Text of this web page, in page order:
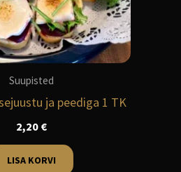
Suupisted
ja peediga 1 TK
2,20 €
LISA KORVI